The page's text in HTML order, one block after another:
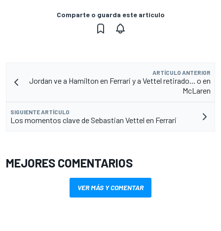
Comparte o guarda este artículo
ARTÍCULO ANTERIOR
Jordan ve a Hamilton en Ferrari y a Vettel retirado... o en
McLaren
SIGUIENTE ARTÍCULO
Los momentos clave de Sebastian Vettel en Ferrari
MEJORES COMENTARIOS
VER MÁS Y COMENTAR